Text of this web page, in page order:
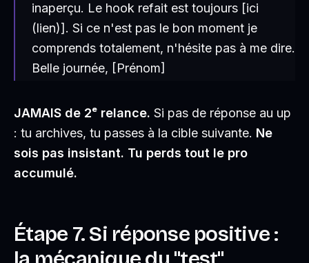
inaperçu. Le hook refait est toujours [ici
(lien)]. Si ce n'est pas le bon moment je
comprends totalement, n'hésite pas à me dire.
Belle journée, [Prénom]
JAMAIS de 2ᵉ relance. Si pas de réponse au up
: tu archives, tu passes à la cible suivante. Ne
sois pas insistant. Tu perds tout le pro
accumulé.
Étape 7. Si réponse positive :